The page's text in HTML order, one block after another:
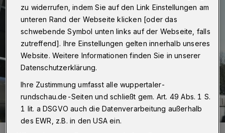
zu widerrufen, indem Sie auf den Link Einstellungen am
unteren Rand der Webseite klicken [oder das
schwebende Symbol unten links auf der Webseite, falls
zutreffend]. Ihre Einstellungen gelten innerhalb unseres
Website. Weitere Informationen finden Sie in unserer
Datenschutzerklärung.
Ihre Zustimmung umfasst alle wuppertaler-
rundschau.de-Seiten und schließt gem. Art. 49 Abs. 1 S.
1 lit. a DSGVO auch die Datenverarbeitung außerhalb
des EWR, z.B. in den USA ein.